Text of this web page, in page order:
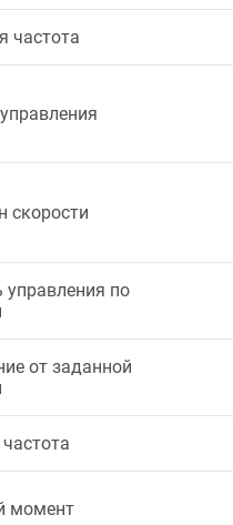
частота
скорости
управления по
от заданной
момент